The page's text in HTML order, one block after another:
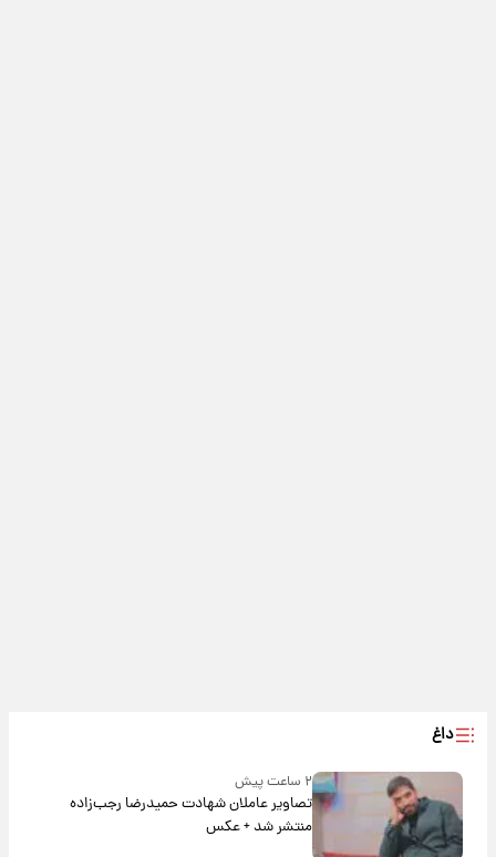
داغ
۲ ساعت پیش
تصاویر عاملان شهادت حمیدرضا رجب‌زاده
منتشر شد + عکس